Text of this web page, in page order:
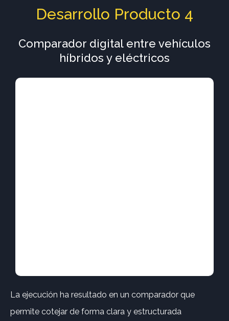
Desarrollo Producto 4
Comparador digital entre vehículos
híbridos y eléctricos
La ejecución ha resultado en un comparador que
permite cotejar de forma clara y estructurada